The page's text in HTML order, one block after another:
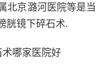
北京潞河医院等是当
胱镜下碎石术.